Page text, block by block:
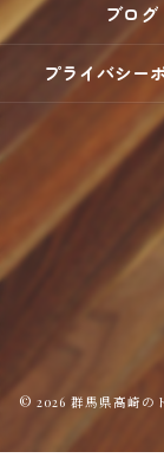
ブログ
プライバシー
© 2026 群馬県高崎の